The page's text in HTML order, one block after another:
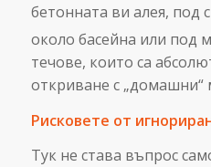
бетонната ви алея, под
около басейна или под
течове, които са
откриване с „домашни“
Рисковете от
Тук не става въпрос